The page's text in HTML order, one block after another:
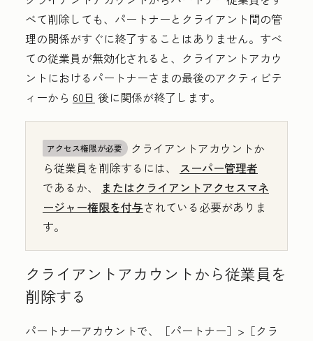
べて削除しても、パートナーとクライアント間の管
理の関係がすぐに終了することはありません。すべ
ての従業員が無効化されると、クライアントアカウ
ントにおけるパートナーさまの最後のアクティビテ
ィーから 60日 後に関係が終了します。
アクセス権限が必要
クライアントアカウントか
ら従業員を削除するには、 スーパー管理者
であるか、
またはクライアントアクセスマネ
ージャー権限を付与されている必要がありま
す。
クライアントアカウントから従業員を
削除する
パートナーアカウントで、［パートナー］>［クラ